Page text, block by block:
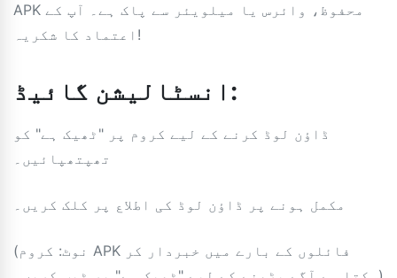
APK محفوظ، وائرس یا میلویئر سے پاک ہے۔ آپ کے
اعتماد کا شکریہ!
انسٹالیشن گائیڈ:
ڈاؤن لوڈ کرنے کے لیے کروم پر "ٹھیک ہے" کو
تھپتھپائیں۔
مکمل ہونے پر ڈاؤن لوڈ کی اطلاع پر کلک کریں۔
(نوٹ: کروم APK فائلوں کے بارے میں خبردار کر